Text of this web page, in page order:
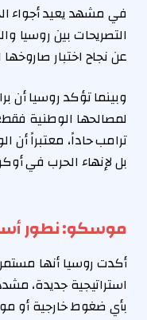
في مشهد يعيد أجواء
التصريحات بين روسيا
عن نجاح اختبار
وبينما تؤكد روسيا أن
لمصالحها الوطنية
ترامب حاداً، معتبراً
بل لإنهاء الحرب في
موسكو: نطور
أكدت روسيا أنها
استراتيجية جديدة،
بأي ضغوط خارجية أو